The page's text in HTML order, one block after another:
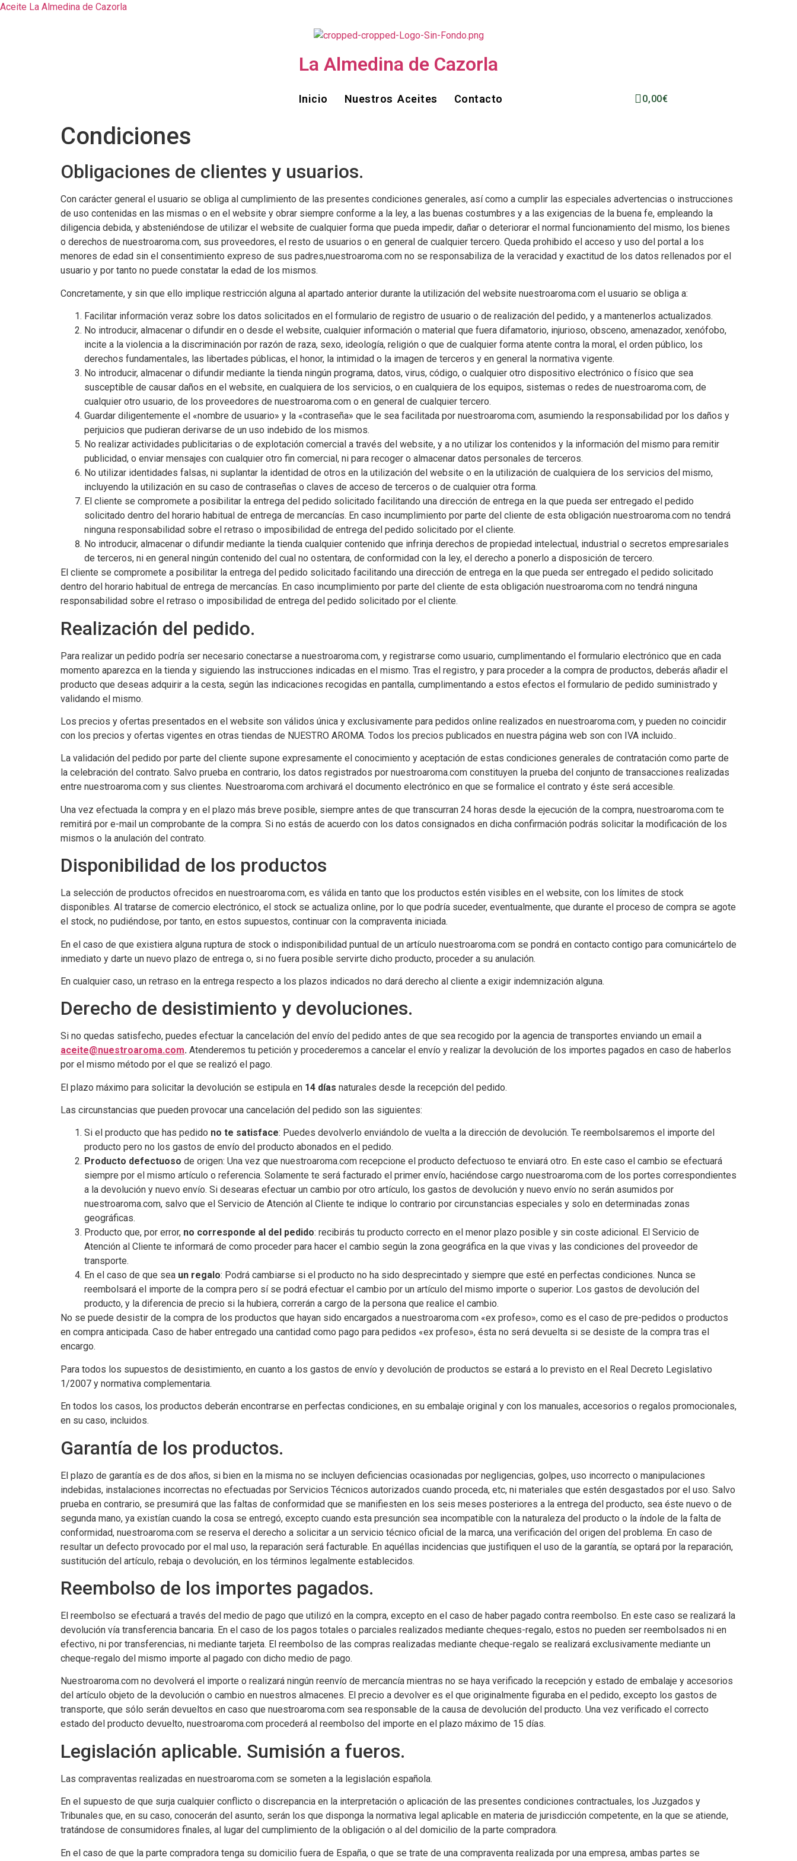
Aceite La Almedina de Cazorla
La Almedina de Cazorla
Inicio Nuestros Aceites Contacto 0,00€
Condiciones
Obligaciones de clientes y usuarios.
Con carácter general el usuario se obliga al cumplimiento de las presentes condiciones generales, así como a cumplir las especiales advertencias o instrucciones
de uso contenidas en las mismas o en el website y obrar siempre conforme a la ley, a las buenas costumbres y a las exigencias de la buena fe, empleando la
diligencia debida, y absteniéndose de utilizar el website de cualquier forma que pueda impedir, dañar o deteriorar el normal funcionamiento del mismo, los bienes
o derechos de nuestroaroma.com, sus proveedores, el resto de usuarios o en general de cualquier tercero. Queda prohibido el acceso y uso del portal a los
menores de edad sin el consentimiento expreso de sus padres,nuestroaroma.com no se responsabiliza de la veracidad y exactitud de los datos rellenados por el
usuario y por tanto no puede constatar la edad de los mismos.
Concretamente, y sin que ello implique restricción alguna al apartado anterior durante la utilización del website nuestroaroma.com el usuario se obliga a:
Facilitar información veraz sobre los datos solicitados en el formulario de registro de usuario o de realización del pedido, y a mantenerlos actualizados.
No introducir, almacenar o difundir en o desde el website, cualquier información o material que fuera difamatorio, injurioso, obsceno, amenazador, xenófobo,
incite a la violencia a la discriminación por razón de raza, sexo, ideología, religión o que de cualquier forma atente contra la moral, el orden público, los
derechos fundamentales, las libertades públicas, el honor, la intimidad o la imagen de terceros y en general la normativa vigente.
No introducir, almacenar o difundir mediante la tienda ningún programa, datos, virus, código, o cualquier otro dispositivo electrónico o físico que sea
susceptible de causar daños en el website, en cualquiera de los servicios, o en cualquiera de los equipos, sistemas o redes de nuestroaroma.com, de
cualquier otro usuario, de los proveedores de nuestroaroma.com o en general de cualquier tercero.
Guardar diligentemente el «nombre de usuario» y la «contraseña» que le sea facilitada por nuestroaroma.com, asumiendo la responsabilidad por los daños y
perjuicios que pudieran derivarse de un uso indebido de los mismos.
No realizar actividades publicitarias o de explotación comercial a través del website, y a no utilizar los contenidos y la información del mismo para remitir
publicidad, o enviar mensajes con cualquier otro fin comercial, ni para recoger o almacenar datos personales de terceros.
No utilizar identidades falsas, ni suplantar la identidad de otros en la utilización del website o en la utilización de cualquiera de los servicios del mismo,
incluyendo la utilización en su caso de contraseñas o claves de acceso de terceros o de cualquier otra forma.
El cliente se compromete a posibilitar la entrega del pedido solicitado facilitando una dirección de entrega en la que pueda ser entregado el pedido
solicitado dentro del horario habitual de entrega de mercancías. En caso incumplimiento por parte del cliente de esta obligación nuestroaroma.com no tendrá
ninguna responsabilidad sobre el retraso o imposibilidad de entrega del pedido solicitado por el cliente.
No introducir, almacenar o difundir mediante la tienda cualquier contenido que infrinja derechos de propiedad intelectual, industrial o secretos empresariales
de terceros, ni en general ningún contenido del cual no ostentara, de conformidad con la ley, el derecho a ponerlo a disposición de tercero.
El cliente se compromete a posibilitar la entrega del pedido solicitado facilitando una dirección de entrega en la que pueda ser entregado el pedido solicitado
dentro del horario habitual de entrega de mercancías. En caso incumplimiento por parte del cliente de esta obligación nuestroaroma.com no tendrá ninguna
responsabilidad sobre el retraso o imposibilidad de entrega del pedido solicitado por el cliente.
Realización del pedido.
Para realizar un pedido podría ser necesario conectarse a nuestroaroma.com, y registrarse como usuario, cumplimentando el formulario electrónico que en cada
momento aparezca en la tienda y siguiendo las instrucciones indicadas en el mismo. Tras el registro, y para proceder a la compra de productos, deberás añadir el
producto que deseas adquirir a la cesta, según las indicaciones recogidas en pantalla, cumplimentando a estos efectos el formulario de pedido suministrado y
validando el mismo.
Los precios y ofertas presentados en el website son válidos única y exclusivamente para pedidos online realizados en nuestroaroma.com, y pueden no coincidir
con los precios y ofertas vigentes en otras tiendas de NUESTRO AROMA. Todos los precios publicados en nuestra página web son con IVA incluido..
La validación del pedido por parte del cliente supone expresamente el conocimiento y aceptación de estas condiciones generales de contratación como parte de
la celebración del contrato. Salvo prueba en contrario, los datos registrados por nuestroaroma.com constituyen la prueba del conjunto de transacciones realizadas
entre nuestroaroma.com y sus clientes. Nuestroaroma.com archivará el documento electrónico en que se formalice el contrato y éste será accesible.
Una vez efectuada la compra y en el plazo más breve posible, siempre antes de que transcurran 24 horas desde la ejecución de la compra, nuestroaroma.com te
remitirá por e-mail un comprobante de la compra. Si no estás de acuerdo con los datos consignados en dicha confirmación podrás solicitar la modificación de los
mismos o la anulación del contrato.
Disponibilidad de los productos
La selección de productos ofrecidos en nuestroaroma.com, es válida en tanto que los productos estén visibles en el website, con los límites de stock
disponibles. Al tratarse de comercio electrónico, el stock se actualiza online, por lo que podría suceder, eventualmente, que durante el proceso de compra se agote
el stock, no pudiéndose, por tanto, en estos supuestos, continuar con la compraventa iniciada.
En el caso de que existiera alguna ruptura de stock o indisponibilidad puntual de un artículo nuestroaroma.com se pondrá en contacto contigo para comunicártelo de
inmediato y darte un nuevo plazo de entrega o, si no fuera posible servirte dicho producto, proceder a su anulación.
En cualquier caso, un retraso en la entrega respecto a los plazos indicados no dará derecho al cliente a exigir indemnización alguna.
Derecho de desistimiento y devoluciones.
Si no quedas satisfecho, puedes efectuar la cancelación del envío del pedido antes de que sea recogido por la agencia de transportes enviando un email a
aceite@nuestroaroma.com. Atenderemos tu petición y procederemos a cancelar el envío y realizar la devolución de los importes pagados en caso de haberlos
por el mismo método por el que se realizó el pago.
El plazo máximo para solicitar la devolución se estipula en 14 días naturales desde la recepción del pedido.
Las circunstancias que pueden provocar una cancelación del pedido son las siguientes:
Si el producto que has pedido no te satisface: Puedes devolverlo enviándolo de vuelta a la dirección de devolución. Te reembolsaremos el importe del
producto pero no los gastos de envío del producto abonados en el pedido.
Producto defectuoso de origen: Una vez que nuestroaroma.com recepcione el producto defectuoso te enviará otro. En este caso el cambio se efectuará
siempre por el mismo artículo o referencia. Solamente te será facturado el primer envío, haciéndose cargo nuestroaroma.com de los portes correspondientes
a la devolución y nuevo envío. Si desearas efectuar un cambio por otro artículo, los gastos de devolución y nuevo envío no serán asumidos por
nuestroaroma.com, salvo que el Servicio de Atención al Cliente te indique lo contrario por circunstancias especiales y solo en determinadas zonas
geográficas.
Producto que, por error, no corresponde al del pedido: recibirás tu producto correcto en el menor plazo posible y sin coste adicional. El Servicio de
Atención al Cliente te informará de como proceder para hacer el cambio según la zona geográfica en la que vivas y las condiciones del proveedor de
transporte.
En el caso de que sea un regalo: Podrá cambiarse si el producto no ha sido desprecintado y siempre que esté en perfectas condiciones. Nunca se
reembolsará el importe de la compra pero sí se podrá efectuar el cambio por un artículo del mismo importe o superior. Los gastos de devolución del
producto, y la diferencia de precio si la hubiera, correrán a cargo de la persona que realice el cambio.
No se puede desistir de la compra de los productos que hayan sido encargados a nuestroaroma.com «ex profeso», como es el caso de pre-pedidos o productos
en compra anticipada. Caso de haber entregado una cantidad como pago para pedidos «ex profeso», ésta no será devuelta si se desiste de la compra tras el
encargo.
Para todos los supuestos de desistimiento, en cuanto a los gastos de envío y devolución de productos se estará a lo previsto en el Real Decreto Legislativo
1/2007 y normativa complementaria.
En todos los casos, los productos deberán encontrarse en perfectas condiciones, en su embalaje original y con los manuales, accesorios o regalos promocionales,
en su caso, incluidos.
Garantía de los productos.
El plazo de garantía es de dos años, si bien en la misma no se incluyen deficiencias ocasionadas por negligencias, golpes, uso incorrecto o manipulaciones
indebidas, instalaciones incorrectas no efectuadas por Servicios Técnicos autorizados cuando proceda, etc, ni materiales que estén desgastados por el uso. Salvo
prueba en contrario, se presumirá que las faltas de conformidad que se manifiesten en los seis meses posteriores a la entrega del producto, sea éste nuevo o de
segunda mano, ya existían cuando la cosa se entregó, excepto cuando esta presunción sea incompatible con la naturaleza del producto o la índole de la falta de
conformidad, nuestroaroma.com se reserva el derecho a solicitar a un servicio técnico oficial de la marca, una verificación del origen del problema. En caso de
resultar un defecto provocado por el mal uso, la reparación será facturable. En aquéllas incidencias que justifiquen el uso de la garantía, se optará por la reparación,
sustitución del artículo, rebaja o devolución, en los términos legalmente establecidos.
Reembolso de los importes pagados.
El reembolso se efectuará a través del medio de pago que utilizó en la compra, excepto en el caso de haber pagado contra reembolso. En este caso se realizará la
devolución vía transferencia bancaria. En el caso de los pagos totales o parciales realizados mediante cheques-regalo, estos no pueden ser reembolsados ni en
efectivo, ni por transferencias, ni mediante tarjeta. El reembolso de las compras realizadas mediante cheque-regalo se realizará exclusivamente mediante un
cheque-regalo del mismo importe al pagado con dicho medio de pago.
Nuestroaroma.com no devolverá el importe o realizará ningún reenvío de mercancía mientras no se haya verificado la recepción y estado de embalaje y accesorios
del artículo objeto de la devolución o cambio en nuestros almacenes. El precio a devolver es el que originalmente figuraba en el pedido, excepto los gastos de
transporte, que sólo serán devueltos en caso que nuestroaroma.com sea responsable de la causa de devolución del producto. Una vez verificado el correcto
estado del producto devuelto, nuestroaroma.com procederá al reembolso del importe en el plazo máximo de 15 días.
Legislación aplicable. Sumisión a fueros.
Las compraventas realizadas en nuestroaroma.com se someten a la legislación española.
En el supuesto de que surja cualquier conflicto o discrepancia en la interpretación o aplicación de las presentes condiciones contractuales, los Juzgados y
Tribunales que, en su caso, conocerán del asunto, serán los que disponga la normativa legal aplicable en materia de jurisdicción competente, en la que se atiende,
tratándose de consumidores finales, al lugar del cumplimiento de la obligación o al del domicilio de la parte compradora.
En el caso de que la parte compradora tenga su domicilio fuera de España, o que se trate de una compraventa realizada por una empresa, ambas partes se